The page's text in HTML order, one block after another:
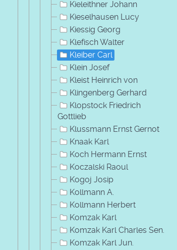
Kieleithner Johann
Kieselhausen Lucy
Kiessig Georg
Klefisch Walter
Kleiber Carl
Klein Josef
Kleist Heinrich von
Klingenberg Gerhard
Klopstock Friedrich
Gottlieb
Klussmann Ernst Gernot
Knaak Karl
Koch Hermann Ernst
Koczalski Raoul
Kogoj Josip
Kollmann A.
Kollmann Herbert
Komzak Karl
Komzak Karl Charles Sen.
Komzak Karl Jun.